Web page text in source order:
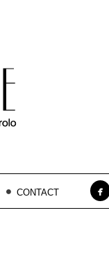
CONTACT 